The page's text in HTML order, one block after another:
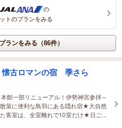
の
トのプランをみる
ランをみる（86件）
古ロマンの宿 季さら
館一部リニューアル！伊勢神宮参拝～
策に便利な鳥羽にある隠れ宿★大自然
客室は、全室離れで10室だけ★日ごろ
、ゆったりとお過し下さい…